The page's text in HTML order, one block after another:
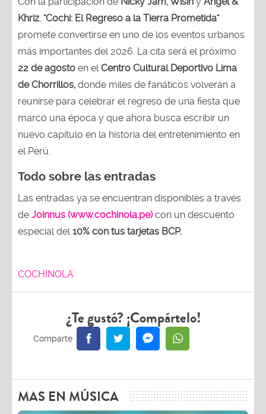
Khriz, "Cochi: El Regreso a la Tierra Prometida"
promete convertirse en uno de los eventos urbanos
más importantes del 2026. La cita será el próximo
22 de agosto en elCentro Cultural Deportivo Lima
de Chorrillos, donde miles de fanáticos volverán a
reunirse para celebrar el regreso de una fiesta que
marcó una época y que ahora busca escribir un
nuevo capítulo en la historia del entretenimiento en
el Perú.
Todo sobre las entradas
Las entradas ya se encuentran disponibles a través
de Joinnus (www.cochinola.pe)con un descuento
especial del10% con tus tarjetas BCP.
COCHINOLA
¿Te gustó? ¡Compártelo!
MAS EN MÚSICA